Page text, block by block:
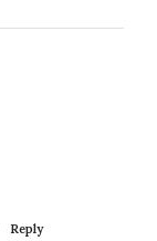
Reply